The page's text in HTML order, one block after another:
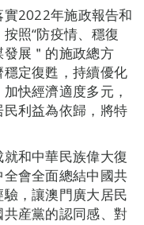
2022年施政報告和
照“防疫情、穩復
展＂的施政總方
定復甦，持續優化
快經濟適度多元，
利益為依歸，將特
和中華民族偉大復
會全面總結中國共
，讓澳門廣大居民
産黨的認同感、對